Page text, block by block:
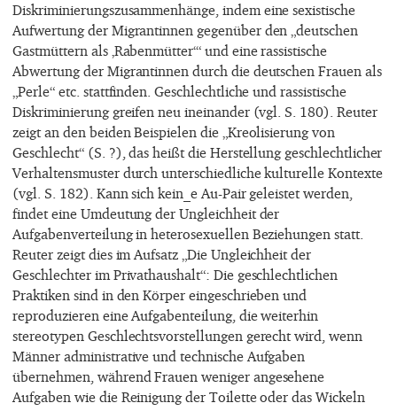
Diskriminierungszusammenhänge, indem eine sexistische
Aufwertung der Migrantinnen gegenüber den „deutschen
Gastmüttern als ‚Rabenmütter‘“ und eine rassistische
Abwertung der Migrantinnen durch die deutschen Frauen als
„Perle“ etc. stattfinden. Geschlechtliche und rassistische
Diskriminierung greifen neu ineinander (vgl. S. 180). Reuter
zeigt an den beiden Beispielen die „Kreolisierung von
Geschlecht“ (S. ?), das heißt die Herstellung geschlechtlicher
Verhaltensmuster durch unterschiedliche kulturelle Kontexte
(vgl. S. 182). Kann sich kein_e Au-Pair geleistet werden,
findet eine Umdeutung der Ungleichheit der
Aufgabenverteilung in heterosexuellen Beziehungen statt.
Reuter zeigt dies im Aufsatz „Die Ungleichheit der
Geschlechter im Privathaushalt“: Die geschlechtlichen
Praktiken sind in den Körper eingeschrieben und
reproduzieren eine Aufgabenteilung, die weiterhin
stereotypen Geschlechtsvorstellungen gerecht wird, wenn
Männer administrative und technische Aufgaben
übernehmen, während Frauen weniger angesehene
Aufgaben wie die Reinigung der Toilette oder das Wickeln